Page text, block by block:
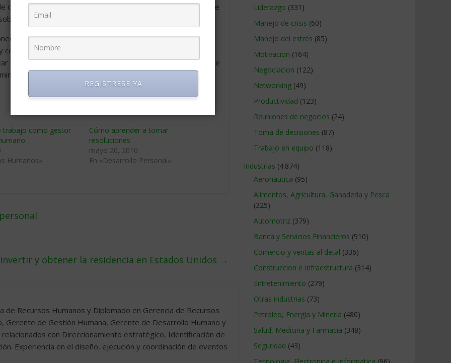
convertir a la empresa y al equipo de trabajo en un referente
con la importancia de darle la bienvenida a los nuevos
en los resultados que se espera de su
e identificar con quienes pueden y deben apoyarse para que
la canción.
trabajo como gestor
Humanos»
Cómo aprender a tomar
resoluciones
mayo 20, 2010
En «Desarrollo Personal»
y obtener la residencia en Estados Unidos →
de Recursos Humanos y Diplomado en Gerencia de Recursos
Gerente de Gestión Humana, Gerente de Desarrollo Humano y
con Direccionamiento estratégico, Identificación de
Experiencia en el diseño, ejecución y coordinación de eventos
Liderazgo (331)
Manejo de crisis (60)
Manejo del estrés (85)
Motivacion (164)
Negociacion (122)
Networking (49)
Productividad (123)
Reuniones de negocios (24)
Toma de decisiones (87)
Trabajo en equipo (118)
Industrias (4.874)
Aeronautica (95)
Alimentos, Agricultura, Ganaderia y Pesca
(325)
Automotriz (379)
Banca y Servicios Financieros (910)
Comercio y ventas al detal (336)
Construccion e Infraestructura (314)
Entretenimiento (279)
Otras industrias (73)
Petroleo, Energia y Mineria (480)
Salud, Medicina y Farmacia (348)
Seguridad (43)
REGISTRESE YA